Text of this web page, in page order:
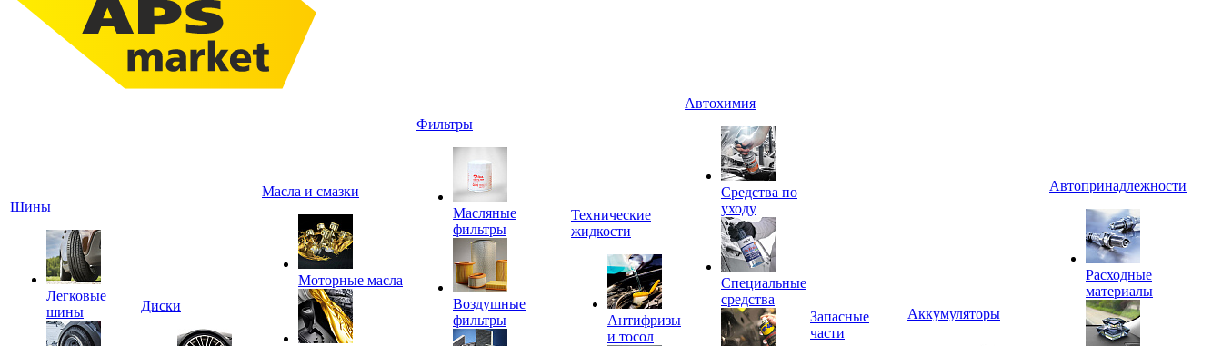
Шины
Легковые
шины
Диски
Масла и смазки
Моторные масла
Фильтры
Масляные
фильтры
Воздушные
фильтры
Технические
жидкости
Антифризы
и тосол
Автохимия
Средства по
уходу
Специальные
средства
Запасные
части
Аккумуляторы
Автопринадлежности
Расходные
материалы